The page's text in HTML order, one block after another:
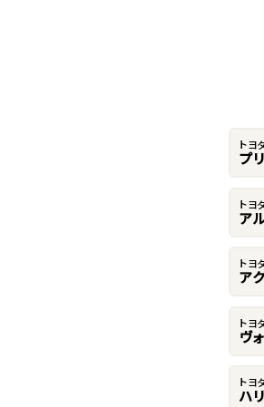
トヨ
プ
トヨ
ア
トヨ
ア
トヨ
ヴ
トヨ
ハ